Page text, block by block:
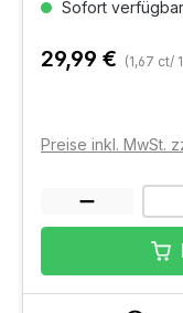
Sofort
29,99 € (1,67 ct/
Preise inkl. MwSt.